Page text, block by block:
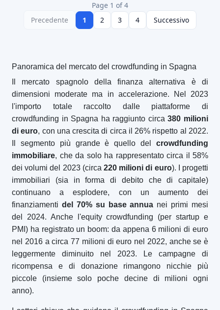
Page 1 of 4
Precedente
1 2 3 4 Successivo
Panoramica del mercato del crowdfunding in Spagna
Il mercato spagnolo della finanza alternativa è di
dimensioni moderate ma in accelerazione. Nel 2023
l'importo totale raccolto dalle piattaforme di
crowdfunding in Spagna ha raggiunto circa380 milioni
di euro, con una crescita di circa il 26% rispetto al 2022.
Il segmento più grande è quello del crowdfunding
immobiliare, che da solo ha rappresentato circa il 58%
dei volumi del 2023 (circa 220 milioni di euro). I progetti
immobiliari (sia in forma di debito che di capitale)
continuano a esplodere, con un aumento dei
finanziamenti del 70% su base annua nei primi mesi
del 2024. Anche l'equity crowdfunding (per startup e
PMI) ha registrato un boom: da appena 6 milioni di euro
nel 2016 a circa 77 milioni di euro nel 2022, anche se è
leggermente diminuito nel 2023. Le campagne di
ricompensa e di donazione rimangono nicchie più
piccole (insieme solo poche decine di milioni ogni
anno).